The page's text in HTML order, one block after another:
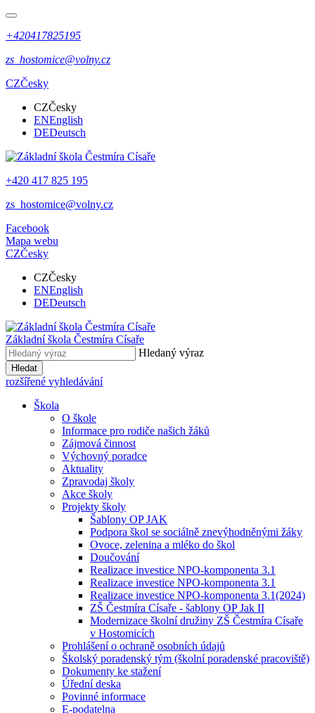
+420417825195
zs_hostomice@volny.cz
CZČesky
CZČesky
ENEnglish
DEDeutsch
+420 417 825 195
zs_hostomice@volny.cz
Facebook
Mapa webu
CZČesky
CZČesky
ENEnglish
DEDeutsch
Základní škola Čestmíra Císaře
Hledaný výraz
Hledat
rozšířené vyhledávání
Škola
O škole
Informace pro rodiče našich žáků
Zájmová činnost
Výchovný poradce
Aktuality
Zpravodaj školy
Akce školy
Projekty školy
Šablony OP JAK
Podpora škol se sociálně znevýhodněnými žáky
Ovoce, zelenina a mléko do škol
Doučování
Realizace investice NPO-komponenta 3.1
Realizace investice NPO-komponenta 3.1
Realizace investice NPO-komponenta 3.1(2024)
ZŠ Čestmíra Císaře - šablony OP Jak II
Modernizace školní družiny ZŠ Čestmíra Císaře
v Hostomicích
Prohlášení o ochraně osobních údajů
Školský poradenský tým (školní poradenské pracoviště)
Dokumenty ke stažení
Úřední deska
Povinné informace
E-podatelna